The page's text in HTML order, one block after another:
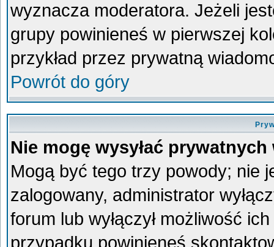
wyznacza moderatora. Jeżeli
grupy powinieneś w pierwszej
przykład przez prywatną
Powrót do góry
Nie mogę wysyłać
Mogą być tego trzy powody; nie
zalogowany, administrator
forum lub wyłączył możliwość
przypadku powinieneś